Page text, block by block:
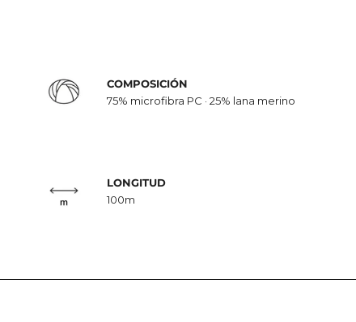
COMPOSICIÓN
75% microfibra PC · 25% lana merino
LONGITUD
100m